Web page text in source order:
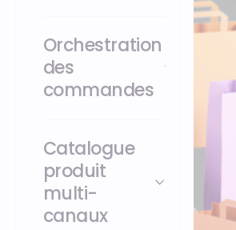
Orchestration
des
commandes
Catalogue
produit
multi-
canaux